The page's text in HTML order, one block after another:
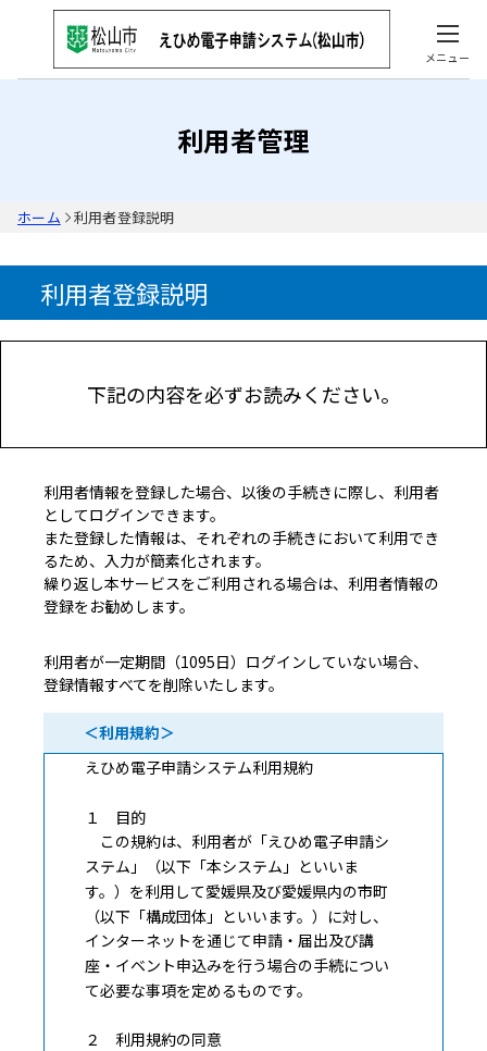
メニュー
利用者管理
ホーム 利用者登録説明
利用者登録説明
下記の内容を必ずお読みください。
利用者情報を登録した場合、以後の手続きに際し、利用者
としてログインできます。
また登録した情報は、それぞれの手続きにおいて利用でき
るため、入力が簡素化されます。
繰り返し本サービスをご利用される場合は、利用者情報の
登録をお勧めします。
利用者が一定期間（1095日）ログインしていない場合、
登録情報すべてを削除いたします。
＜利用規約＞
えひめ電子申請システム利用規約
１ 目的
この規約は、利用者が「えひめ電子申請シ
ステム」（以下「本システム」といいま
す。）を利用して愛媛県及び愛媛県内の市町
（以下「構成団体」といいます。）に対し、
インターネットを通じて申請・届出及び講
座・イベント申込みを行う場合の手続につい
て必要な事項を定めるものです。
２ 利用規約の同意